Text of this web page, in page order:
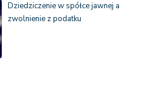
Dziedziczenie w spółce jawnej a
zwolnienie z podatku